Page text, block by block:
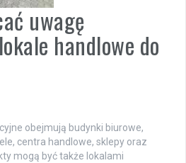
uwagę
handlowe do
obejmują budynki biurowe,
centra handlowe, sklepy oraz
mogą być także lokalami